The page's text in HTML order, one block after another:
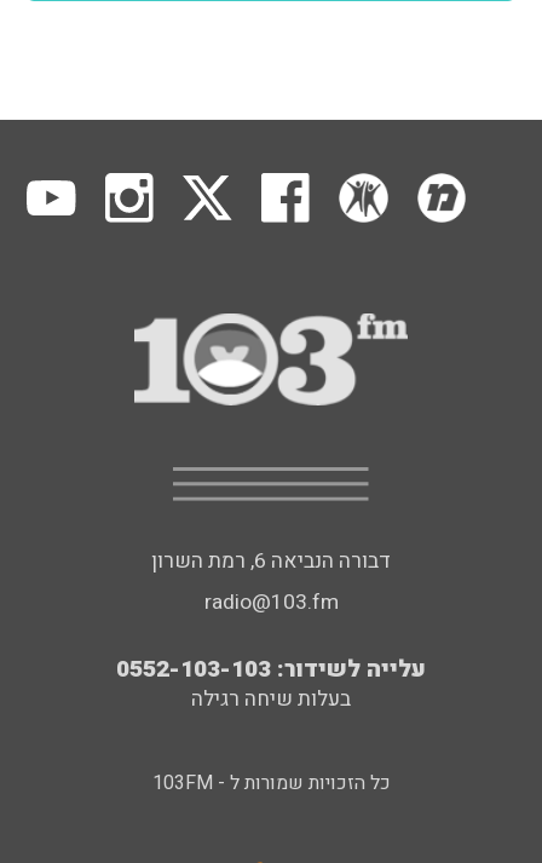
דבורה הנביאה 6, רמת השרון
radio@103.fm
עלייה לשידור: 0552-103-103
בעלות שיחה רגילה
כל הזכויות שמורות ל - 103FM